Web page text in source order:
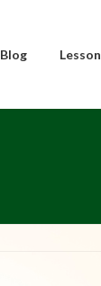
Blog Lesson